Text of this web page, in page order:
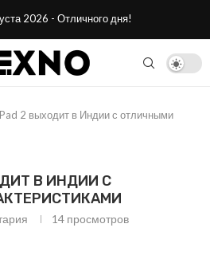
2026 - Отличного дня!
2 выходит в Индии с отличными
В ИНДИИ С
14 просмотров